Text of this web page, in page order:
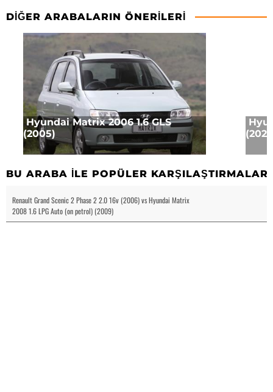
DIĞER ARABALARIN ÖNERILERI
Hyundai Matrix 2006 1.6 GLS
(2005)
BU ARABA ILE POPÜLER KARŞILAŞTIRMALAR
Renault Grand Scenic 2 Phase 2 2.0 16v (2006) vs Hyundai Matrix
2008 1.6 LPG Auto (on petrol) (2009)